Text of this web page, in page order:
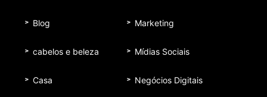
Blog
cabelos e beleza
Casa
Marketing
Mídias Sociais
Negócios Digitais